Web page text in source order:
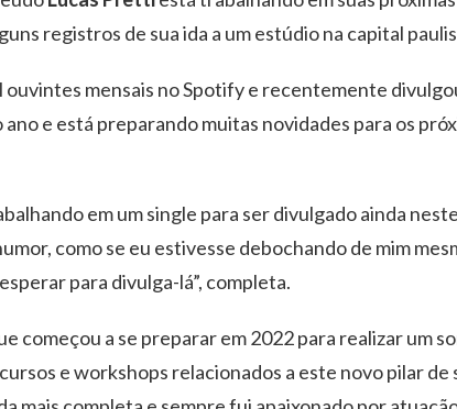
registros de sua ida a um estúdio na capital
mensais no Spotify e recentemente
e está preparando muitas novidades para os
em um single para ser divulgado ainda
como se eu estivesse debochando de mim
para divulga-lá”, completa.
começou a se preparar em 2022 para realizar um
e workshops relacionados a este novo pilar